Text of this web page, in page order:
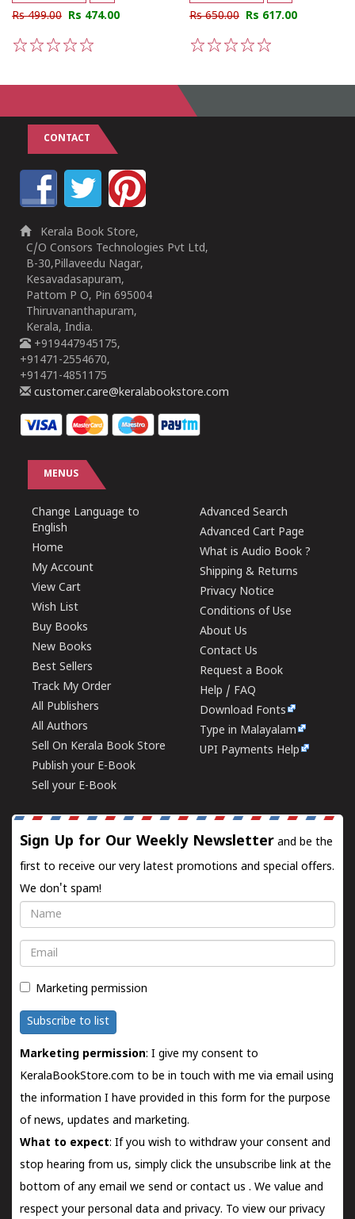
Rs 499.00 Rs 474.00
Rs 650.00 Rs 617.00
CONTACT
Kerala Book Store,
C/O Consors Technologies Pvt Ltd,
B-30,Pillaveedu Nagar,
Kesavadasapuram,
Pattom P O, Pin 695004
Thiruvananthapuram,
Kerala, India.
+919447945175,
+91471-2554670,
+91471-4851175
customer.care@keralabookstore.com
MENUS
Change Language to
English
Home
My Account
View Cart
Wish List
Buy Books
New Books
Best Sellers
Track My Order
All Publishers
All Authors
Sell On Kerala Book Store
Publish your E-Book
Sell your E-Book
Advanced Search
Advanced Cart Page
What is Audio Book ?
Shipping & Returns
Privacy Notice
Conditions of Use
About Us
Contact Us
Request a Book
Help / FAQ
Download Fonts
Type in Malayalam
UPI Payments Help
Sign Up for Our Weekly Newsletter and be the
first to receive our very latest promotions and special offers.
We don't spam!
Name
Email
Marketing permission
Subscribe to list
Marketing permission: I give my consent to
KeralaBookStore.com to be in touch with me via email using
the information I have provided in this form for the purpose
of news, updates and marketing.
What to expect: If you wish to withdraw your consent and
stop hearing from us, simply click the unsubscribe link at the
bottom of any email we send orcontact us . We value and
respect your personal data and privacy. To view our privacy